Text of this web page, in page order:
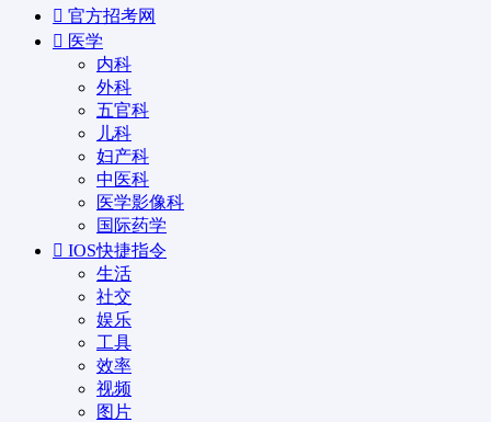
官方招考网
医学
内科
外科
五官科
儿科
妇产科
中医科
医学影像科
国际药学
IOS快捷指令
生活
社交
娱乐
工具
效率
视频
图片